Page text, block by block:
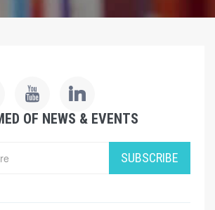
OF NEWS & EVENTS
SUBSCRIBE